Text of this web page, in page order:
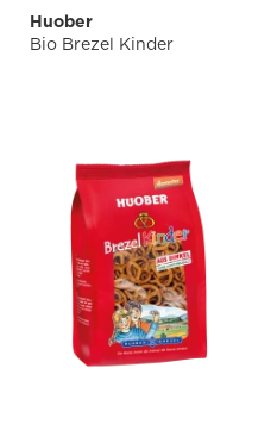
Huober
Bio Brezel Kinder